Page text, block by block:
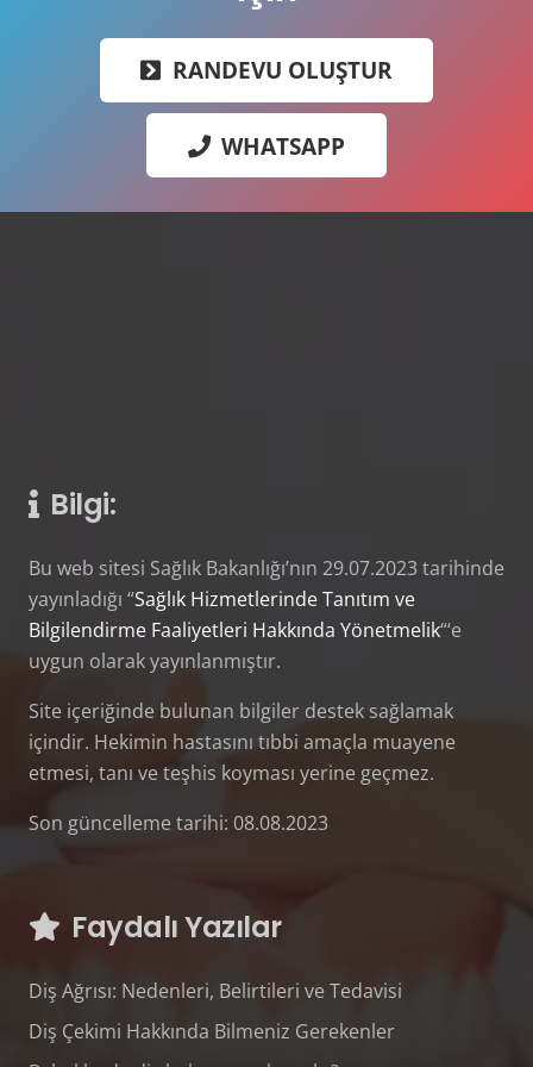
RANDEVU OLUŞTUR
WHATSAPP
Bilgi:
Bu web sitesi Sağlık Bakanlığı’nın 29.07.2023 tarihinde
yayınladığı “Sağlık Hizmetlerinde Tanıtım ve
Bilgilendirme Faaliyetleri Hakkında Yönetmelik“‘e
uygun olarak yayınlanmıştır.
Site içeriğinde bulunan bilgiler destek sağlamak
içindir. Hekimin hastasını tıbbi amaçla muayene
etmesi, tanı ve teşhis koyması yerine geçmez.
Son güncelleme tarihi: 08.08.2023
Faydalı Yazılar
Diş Ağrısı: Nedenleri, Belirtileri ve Tedavisi
Diş Çekimi Hakkında Bilmeniz Gerekenler